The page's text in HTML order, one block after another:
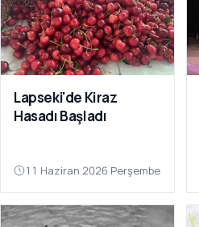
Lapseki'de Kiraz
Hasadı Başladı
11 Haziran 2026 Perşembe